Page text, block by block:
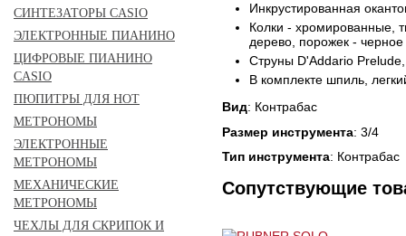
Инкрустированная
Колки - хромированные,
дерево, порожек -
Струны D'Addario
В комплекте шпиль,
Вид: Контрабас
Размер инструмента: 3/4
Тип инструмента: Контрабас
Сопутствующие
СИНТЕЗАТОРЫ CASIO
ЭЛЕКТРОННЫЕ ПИАНИНО
ЦИФРОВЫЕ ПИАНИНО
CASIO
ПЮПИТРЫ ДЛЯ НОТ
МЕТРОНОМЫ
ЭЛЕКТРОННЫЕ
МЕТРОНОМЫ
МЕХАНИЧЕСКИЕ
МЕТРОНОМЫ
ЧЕХЛЫ ДЛЯ СКРИПОК И